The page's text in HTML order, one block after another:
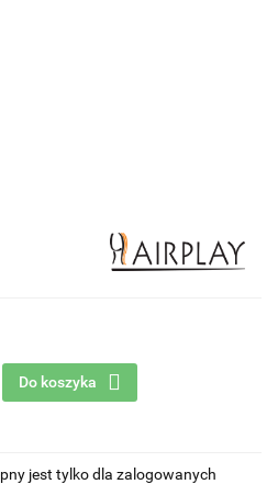
Do koszyka
jest tylko dla zalogowanych